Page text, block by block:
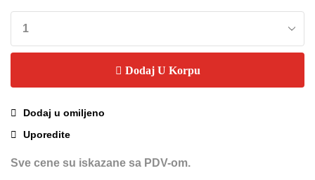
Dodaj U Korpu
Dodaj u omiljeno
Uporedite
Sve cene su iskazane sa PDV-om.